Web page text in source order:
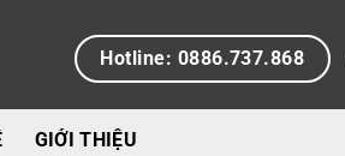
Hotline: 0886.737.868
GIỚI THIỆU